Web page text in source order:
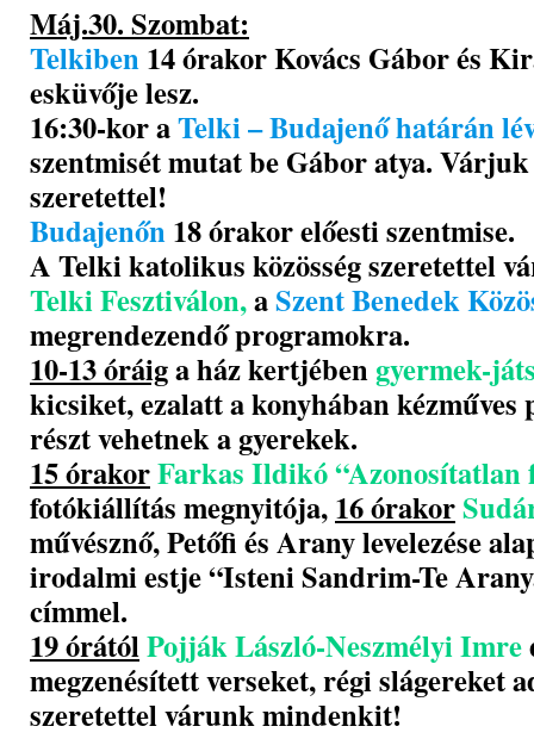
Máj.30. Szombat:
Telkiben 14 órakor Kovács Gábor és
esküvője lesz.
16:30-kor aTelki – Budajenő határán
szentmisét mutat be Gábor atya.
szeretettel!
Budajenőn 18 órakor előesti szentmise.
A Telki katolikus közösség szeretettel
Telki Fesztiválon,aSzent Benedek
megrendezendő programokra.
10-13 óráiga ház kertjében gyermek-
kicsiket, ezalatt a konyhában kézműves
részt vehetnek a gyerekek.
15 órakorFarkas Ildikó “Azonosítatlan
fotókiállítás megnyitója, 16 órakor
művésznő, Petőfi és Arany levelezése
irodalmi estje “Isteni Sandrim-Te
címmel.
19 órátólPojják László-Neszmélyi Imre
megzenésített verseket, régi slágereket
szeretettel várunk mindenkit!